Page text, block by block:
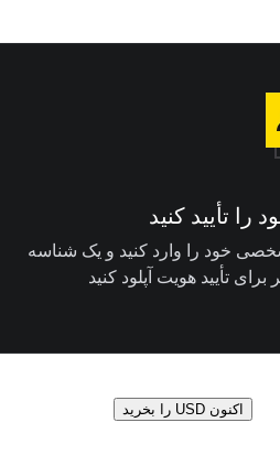
تأیید کنید
خود را وارد کنید و یک شناسه
تأیید هویت آپلود کنید
اکنون USD را بخرید